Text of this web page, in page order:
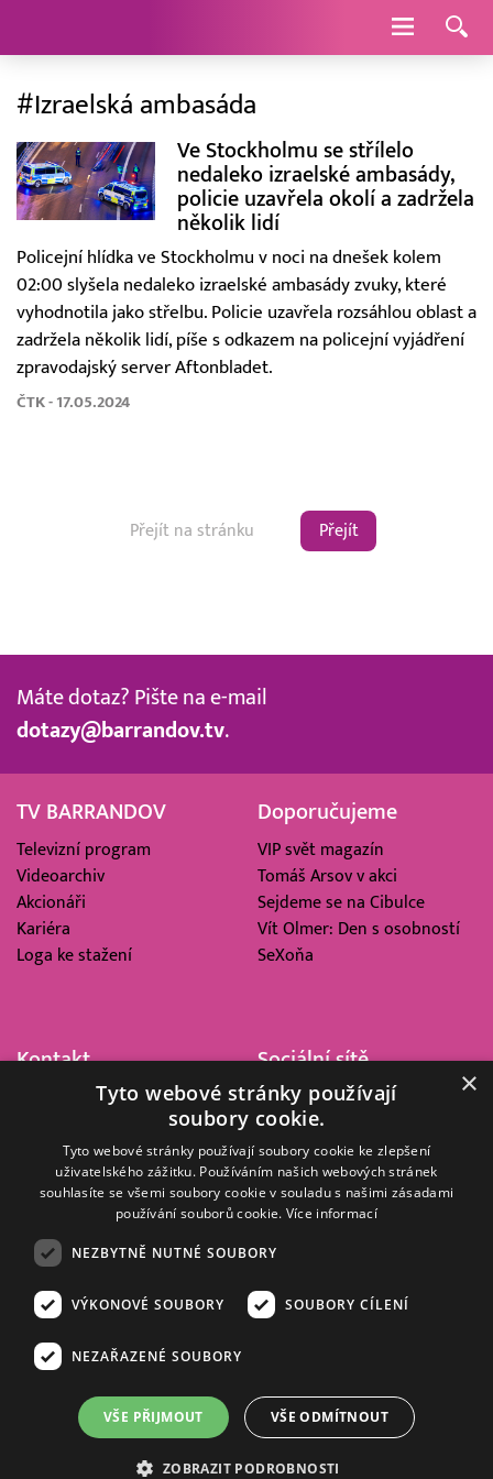
Navigace
#Izraelská ambasáda
Ve Stockholmu se střílelo
nedaleko izraelské ambasády,
policie uzavřela okolí a zadržela
několik lidí
Policejní hlídka ve Stockholmu v noci na dnešek kolem
02:00 slyšela nedaleko izraelské ambasády zvuky, které
vyhodnotila jako střelbu. Policie uzavřela rozsáhlou oblast a
zadržela několik lidí, píše s odkazem na policejní vyjádření
zpravodajský server Aftonbladet.
ČTK - 17.05.2024
Přejít
Máte dotaz? Pište na e-mail
dotazy@barrandov.tv.
TV BARRANDOV
Televizní program
Videoarchiv
Akcionáři
Kariéra
Loga ke stažení
Doporučujeme
VIP svět magazín
Tomáš Arsov v akci
Sejdeme se na Cibulce
Vít Olmer: Den s osobností
SeXoňa
Kontakt
Barrandov Televizní Studio,
Kříženeckého nám. 322
152 00 Praha 5
IČ 416 93 311
Sociální sítě
© 2008–2026 EMPRESA MEDIA, a.s. Všechna práva vyhrazena.
Zásady ochrany osobních a dalších zpracovávaných údajů
Informace o měření sledovanosti videa ve video archivu
Nielsen Digital Measurement
. Využíváme grafické podklady z
depositphotos.com .
×
Tyto webové stránky používají
soubory cookie.
Tyto webové stránky používají soubory cookie ke zlepšení
uživatelského zážitku. Používáním našich webových stránek
souhlasíte se všemi soubory cookie v souladu s našimi zásadami
používání souborů cookie. Více informací
NEZBYTNĚ NUTNÉ SOUBORY
VÝKONOVÉ SOUBORY SOUBORY CÍLENÍ
NEZAŘAZENÉ SOUBORY
VŠE PŘIJMOUT VŠE ODMÍTNOUT
ZOBRAZIT PODROBNOSTI